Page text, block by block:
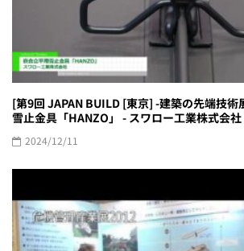
[第9回 JAPAN BUILD [東京] -建築の先端技術
雪止金具「HANZO」 - スワロー工業株式会社
2024/12/11